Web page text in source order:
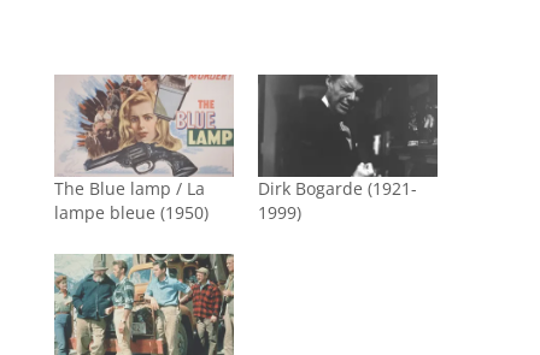
The Blue lamp / La
lampe bleue (1950)
Dirk Bogarde (1921-
1999)